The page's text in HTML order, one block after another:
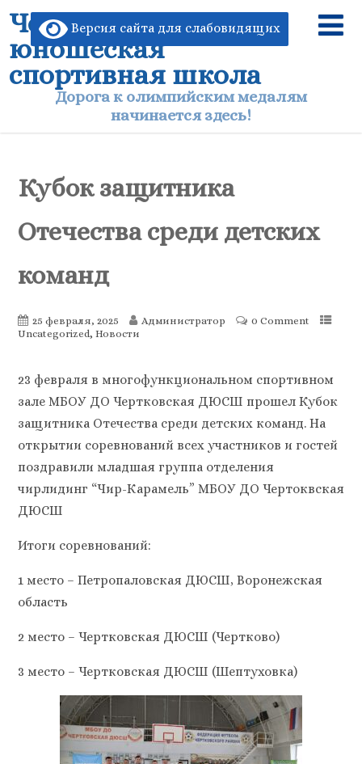
Версия сайта для слабовидящих
Чертковская детско-
юношеская
спортивная школа
Дорога к олимпийским медалям
начинается здесь!
Кубок защитника
Отечества среди детских
команд
25 февраля, 2025 Администратор
0 Comment
Uncategorized, Новости
23 февраля в многофункциональном спортивном
зале МБОУ ДО Чертковская ДЮСШ прошел Кубок
защитника Отечества среди детских команд. На
открытии соревнований всех участников и гостей
поздравили младшая группа отделения
чирлидинг “Чир-Карамель” МБОУ ДО Чертоквская
ДЮСШ
Итоги соревнований:
1 место – Петропаловская ДЮСШ, Воронежская
область
2 место – Чертковская ДЮСШ (Чертково)
3 место – Чертковская ДЮСШ (Шептуховка)